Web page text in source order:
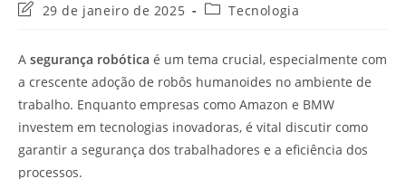
Última
post:
29 de janeiro de 2025
Categoria
Tecnologia
A segurança robótica é um tema crucial, especialmente com
a crescente adoção de robôs humanoides no ambiente de
trabalho. Enquanto empresas como Amazon e BMW
investem em tecnologias inovadoras, é vital discutir como
garantir a segurança dos trabalhadores e a eficiência dos
processos.